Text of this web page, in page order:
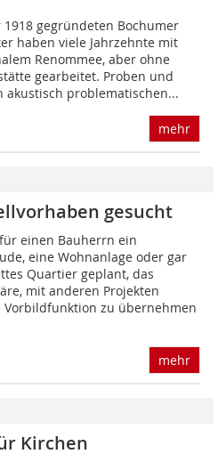
1918 gegründeten Bochumer
haben viele Jahrzehnte mit
Renommee, aber ohne
gearbeitet. Proben und
akustisch problematischen...
mehr
gesucht
einen Bauherrn ein
eine Wohnanlage oder gar
Quartier geplant, das
mit anderen Projekten
Vorbildfunktion zu übernehmen
mehr
Kirchen